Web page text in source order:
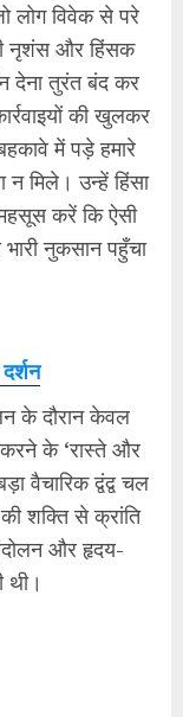
लोग विवेक से परे
नृशंस और हिंसक
देना तुरंत बंद कर
की खुलकर
में पड़े हमारे
मिले। उन्हें हिंसा
करें कि ऐसी
नुकसान पहुँचा
के दौरान केवल
के ‘रास्ते और
वैचारिक द्वंद्व चल
शक्ति से क्रांति
और हृदय-
थी।